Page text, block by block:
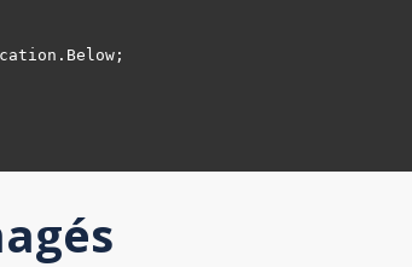
Below ;